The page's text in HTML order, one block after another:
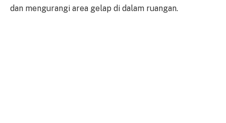
dan mengurangi area gelap di dalam ruangan.